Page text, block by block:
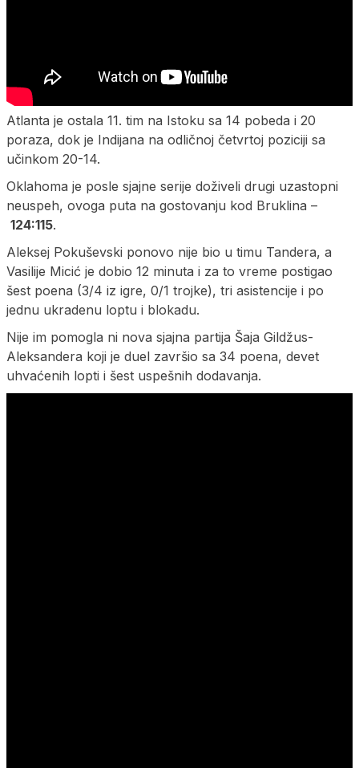
Atlanta je ostala 11. tim na Istoku sa 14 pobeda i 20
poraza, dok je Indijana na odličnoj četvrtoj poziciji sa
učinkom 20-14.
Oklahoma je posle sjajne serije doživeli drugi uzastopni
neuspeh, ovoga puta na gostovanju kod Bruklina –
124:115.
Aleksej Pokuševski ponovo nije bio u timu Tandera, a
Vasilije Micić je dobio 12 minuta i za to vreme postigao
šest poena (3/4 iz igre, 0/1 trojke), tri asistencije i po
jednu ukradenu loptu i blokadu.
Nije im pomogla ni nova sjajna partija Šaja Gildžus-
Aleksandera koji je duel završio sa 34 poena, devet
uhvaćenih lopti i šest uspešnih dodavanja.